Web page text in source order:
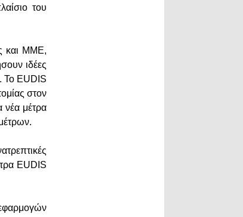
του
και ΜΜΕ,
ιδέες
Το EUDIS
στον
νέα μέτρα
EUDIS